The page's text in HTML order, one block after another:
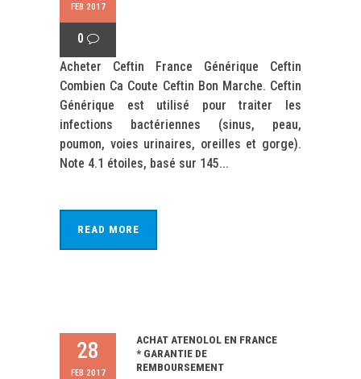
FEB 2017
0
Acheter Ceftin France Générique Ceftin
Combien Ca Coute Ceftin Bon Marche. Ceftin
Générique est utilisé pour traiter les
infections bactériennes (sinus, peau,
poumon, voies urinaires, oreilles et gorge).
Note 4.1 étoiles, basé sur 145...
READ MORE
28
FEB 2017
ACHAT ATENOLOL EN FRANCE
* GARANTIE DE
REMBOURSEMENT